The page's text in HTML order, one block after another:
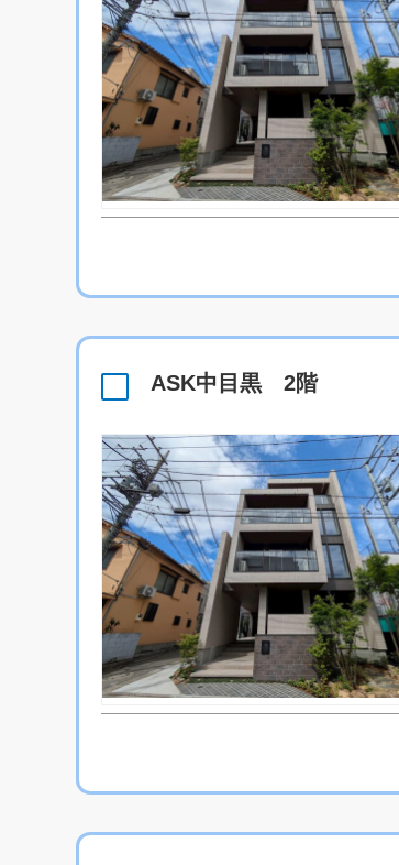
ASK中目黒 2階